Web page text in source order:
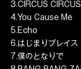
3.CIRCUS CIRCUS
4.You Cause Me
5.Echo
6.はじまりプレイス
7.僕のとなりで